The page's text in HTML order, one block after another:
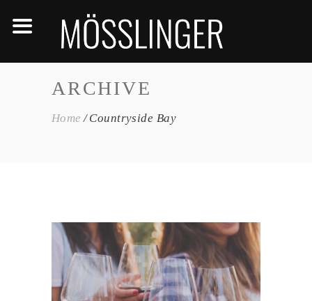
ARCHIVE
Home Countryside Bay
White Wine
Nature